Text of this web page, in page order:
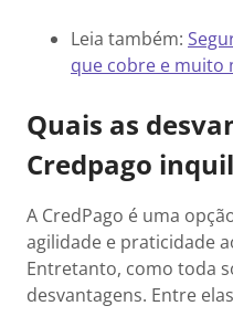
Leia também:
que cobre e muito
Quais as
Credpago
A CredPago é uma
agilidade e praticidade
Entretanto, como toda
desvantagens. Entre